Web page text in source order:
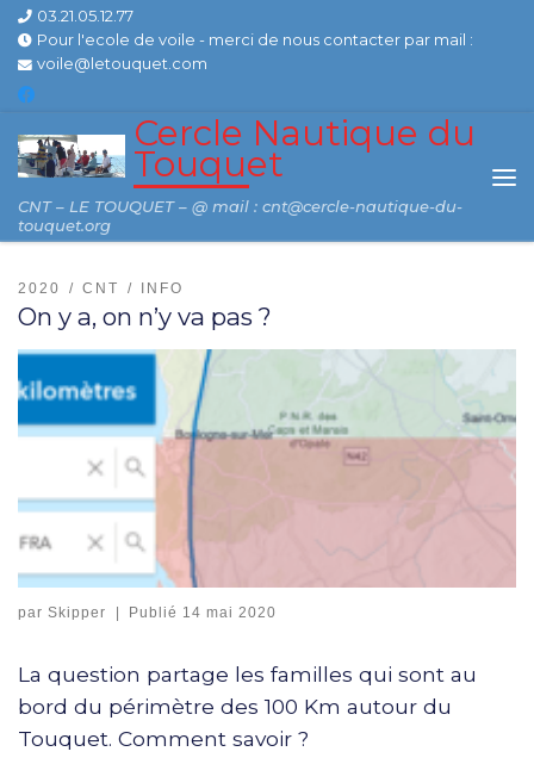
Skip to content
03.21.05.12.77
Pour l'ecole de voile - merci de nous contacter par mail :
voile@letouquet.com
Cercle Nautique du
Touquet
CNT – LE TOUQUET – @ mail : cnt@cercle-nautique-du-
touquet.org
2020 CNT INFO
On y a, on n’y va pas ?
par Skipper Publié 14 mai 2020
La question partage les familles qui sont au
bord du périmètre des 100 Km autour du
Touquet. Comment savoir ?